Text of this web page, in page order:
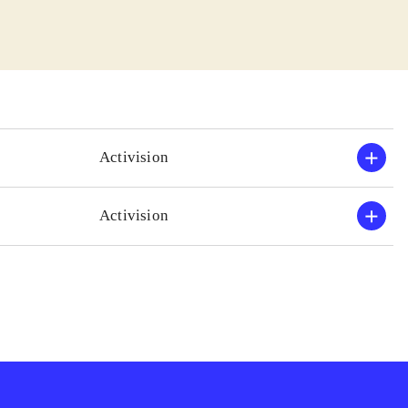
stadigt
hakker og
Activision
Activision